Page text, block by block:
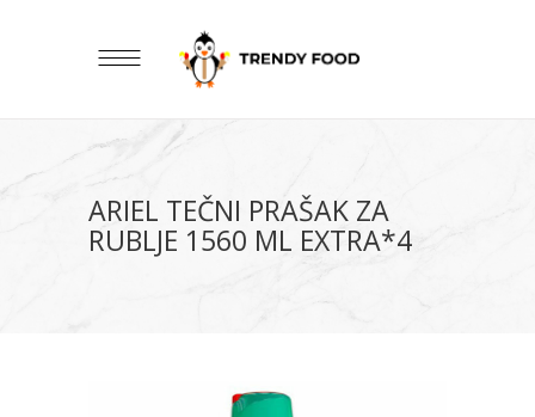
ARIEL TEČNI PRAŠAK ZA
RUBLJE 1560 ML EXTRA*4